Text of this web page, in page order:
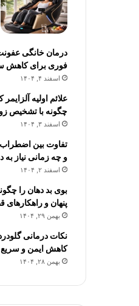
فوری برای کاهش
اسفند ۴, ۱۴۰۴
علائم اولیه
چگونه با تشخیص
اسفند ۳, ۱۴۰۴
تفاوت بین
و چه زمانی نیاز به
اسفند ۲, ۱۴۰۴
پنهان و
بهمن ۲۹, ۱۴۰۴
نکات درمانی
کاهش ایمن و سریع
بهمن ۲۸, ۱۴۰۴